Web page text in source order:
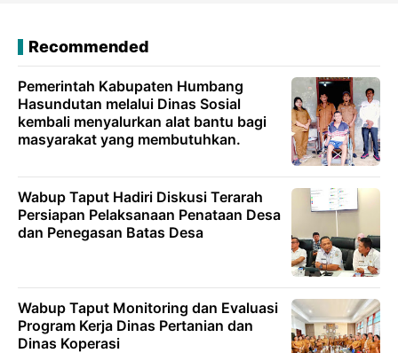
Recommended
Pemerintah Kabupaten Humbang
Hasundutan melalui Dinas Sosial
kembali menyalurkan alat bantu bagi
masyarakat yang membutuhkan.
Wabup Taput Hadiri Diskusi Terarah
Persiapan Pelaksanaan Penataan Desa
dan Penegasan Batas Desa
Wabup Taput Monitoring dan Evaluasi
Program Kerja Dinas Pertanian dan
Dinas Koperasi